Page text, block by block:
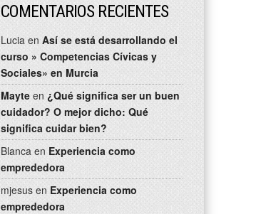
COMENTARIOS RECIENTES
Lucia en Así se está desarrollando el
curso » Competencias Cívicas y
Sociales» en Murcia
Mayte en ¿Qué significa ser un buen
cuidador? O mejor dicho: Qué
significa cuidar bien?
Blanca en Experiencia como
emprededora
mjesus en Experiencia como
emprededora